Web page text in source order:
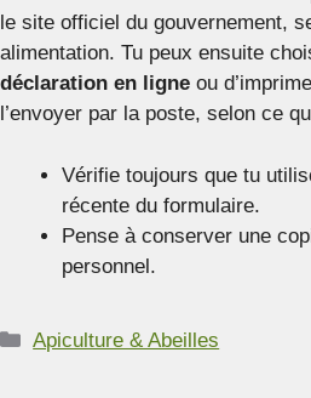
le site officiel du gouvernement,
alimentation. Tu peux ensuite
déclaration en ligne ou
l’envoyer par la poste, selon ce
Vérifie toujours que tu
récente du formulaire.
Pense à conserver une
personnel.
Catégories
Apiculture & Abeilles